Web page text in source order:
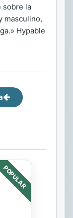
sobre la
masculino,
Hypable
POPULAR